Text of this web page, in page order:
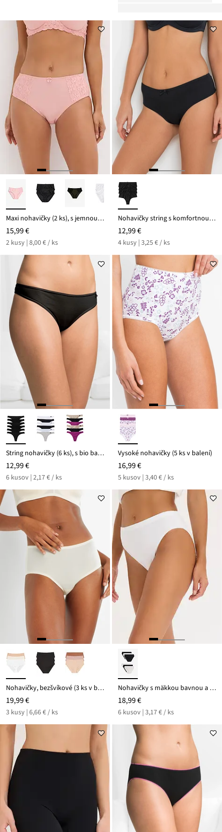
Maxi nohavičky (2 ks), s jemnou čipkou
15,99 €
2 kusy | 8,00 € / ks
Nohavičky string s komfortnou bavlnou (4 ks)
12,99 €
4 kusy | 3,25 € / ks
String nohavičky (6 ks), s bio bavlnou
12,99 €
6 kusov | 2,17 € / ks
Vysoké nohavičky (5 ks v balení)
16,99 €
5 kusov | 3,40 € / ks
Nohavičky, bezšvíkové (3 ks v balení) Feel Comfort
19,99 €
3 kusy | 6,66 € / ks
Nohavičky s mäkkou bavnou a srdiečkovou potlačou (6 ks)
18,99 €
6 kusov | 3,17 € / ks